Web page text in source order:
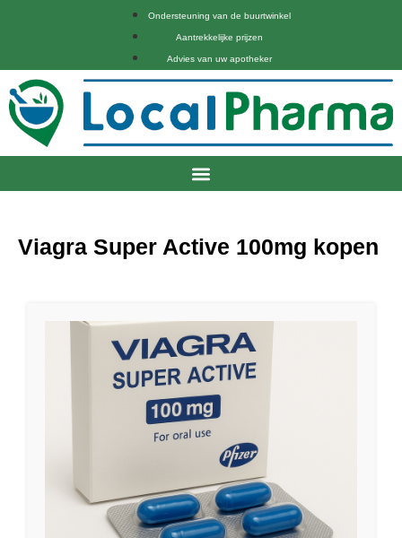
Ondersteuning van de buurtwinkel
Aantrekkelijke prijzen
Advies van uw apotheker
Viagra Super Active 100mg kopen